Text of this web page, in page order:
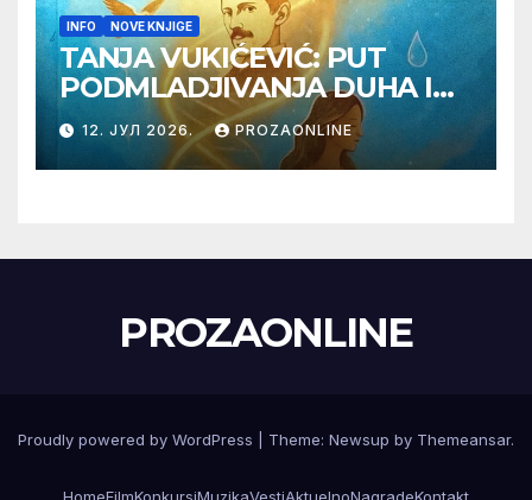
INFO NOVE KNJIGE
TANJA VUKIĆEVIĆ: PUT
PODMLADJIVANJA DUHA I
TELA SA TESLOM
12. ЈУЛ 2026. PROZAONLINE
PROZAONLINE
Proudly powered by WordPress Theme: Newsup by Themeansar.